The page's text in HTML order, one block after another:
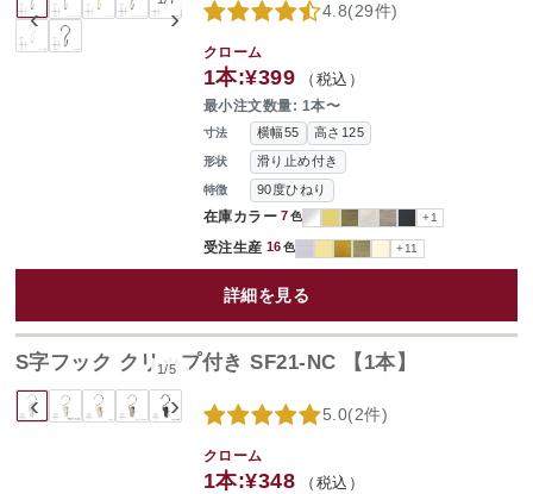
‹ ›
寸法 横幅55 高さ125
形状 滑り止め付き
特徴 90度ひねり
在庫カラー 7色 +1
受注生産 16色 +11
4.8(29件)
クローム
1本:¥399 （税込）
最小注文数量: 1本〜
詳細を見る
‹ ›
1/5
S字フック クリップ付き SF21-NC 【1本】
5.0(2件)
クローム
1本:¥348 （税込）